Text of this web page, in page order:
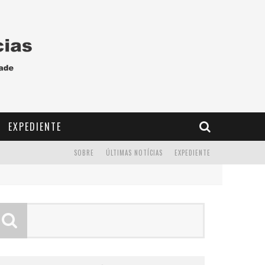
EXPEDIENTE
EXPEDIENTE
ÚLTIMAS NOTÍCIAS
SOBRE